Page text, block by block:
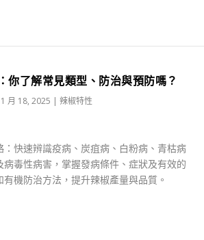
你了解常見類型、防治與預防嗎？
1 月 18, 2025 | 辣椒特性
：快速辨識疫病、炭疽病、白粉病、青枯病
病毒性病害，掌握發病條件、症狀及有效的
機防治方法，提升辣椒產量與品質。